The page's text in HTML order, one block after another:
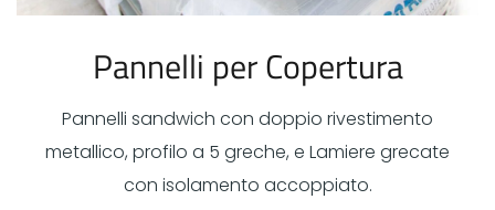
Pannelli per Copertura
Pannelli sandwich con doppio rivestimento
metallico, profilo a 5 greche, e Lamiere grecate
con isolamento accoppiato.